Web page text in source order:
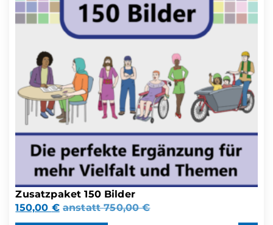
Zusatzpaket 150 Bilder
150,00 € anstatt750,00€